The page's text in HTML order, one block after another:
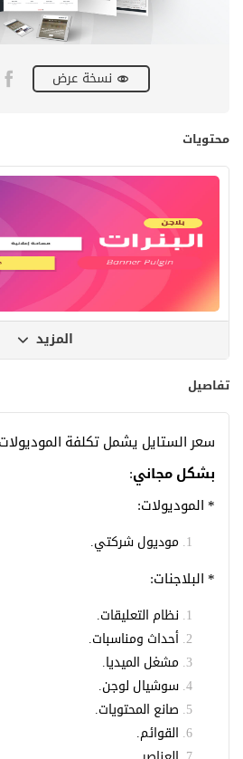
نسخة عرض
محتويات
المزيد
تفاصيل
سعر الستايل يشمل تكلفة الموديولات
بشكل مجاني:
* الموديولات:
موديول شركتي.
* البلاجنات:
نظام التعليقات.
أحداث ومناسبات.
مشغل الميديا.
سوشيال لوجن.
صانع المحتويات.
القوائم.